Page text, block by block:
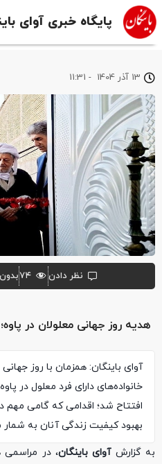
پایگاه خبری آوای
هدیه روز جهانی معلولان در
آوای باینگان: همزمان با روز
خانواده‌های دارای فرد معلول در
افتتاح شد؛ اقدامی که گامی مهم
بهبود کیفیت زندگی آنان به
13 آذر 1404 -
11:31
نظر دادن ۷۴
به گزارشآوای باینگان، در مراسمی